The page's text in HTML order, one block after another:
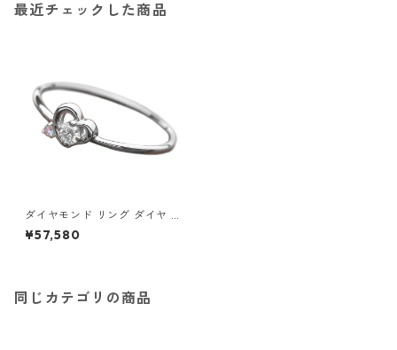
最近チェックした商品
ダイヤモンド リング ダイヤ ア
イスブルーダイヤ 合計0.06ct
8号 プラチナ Pt950 ハートモ
¥57,580
同じカテゴリの商品